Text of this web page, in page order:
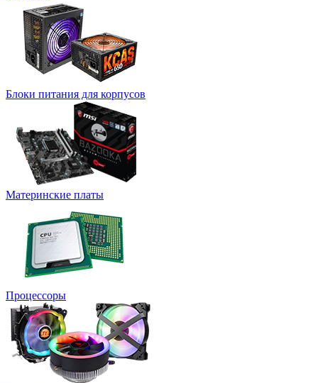
Блоки питания для корпусов
Материнские платы
Процессоры